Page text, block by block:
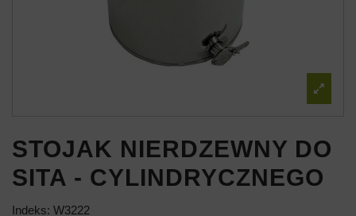
STOJAK NIERDZEWNY DO
SITA - CYLINDRYCZNEGO
Indeks: W3222